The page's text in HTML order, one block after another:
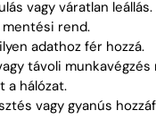
vagy váratlan leállás.
rend.
adathoz fér hozzá.
távoli
a hálózat.
vagy gyanús